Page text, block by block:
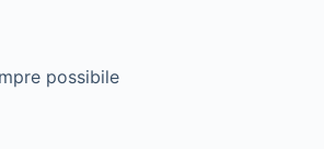
possibile